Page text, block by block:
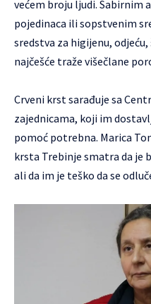
većem broju ljudi. Sabirnim
pojedinaca ili sopstvenim
sredstva za higijenu,
najčešće traže višečlane
Crveni krst sarađuje sa
zajednicama, koji im
pomoć potrebna. Marica
krsta Trebinje smatra da je
ali da im je teško da se